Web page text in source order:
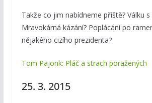
Takže co jim nabídneme příště? Válku s
Mravokárná kázání? Poplácání po
nějakého cizího prezidenta?
Tom Pajonk: Pláč a strach poražených
25. 3. 2015